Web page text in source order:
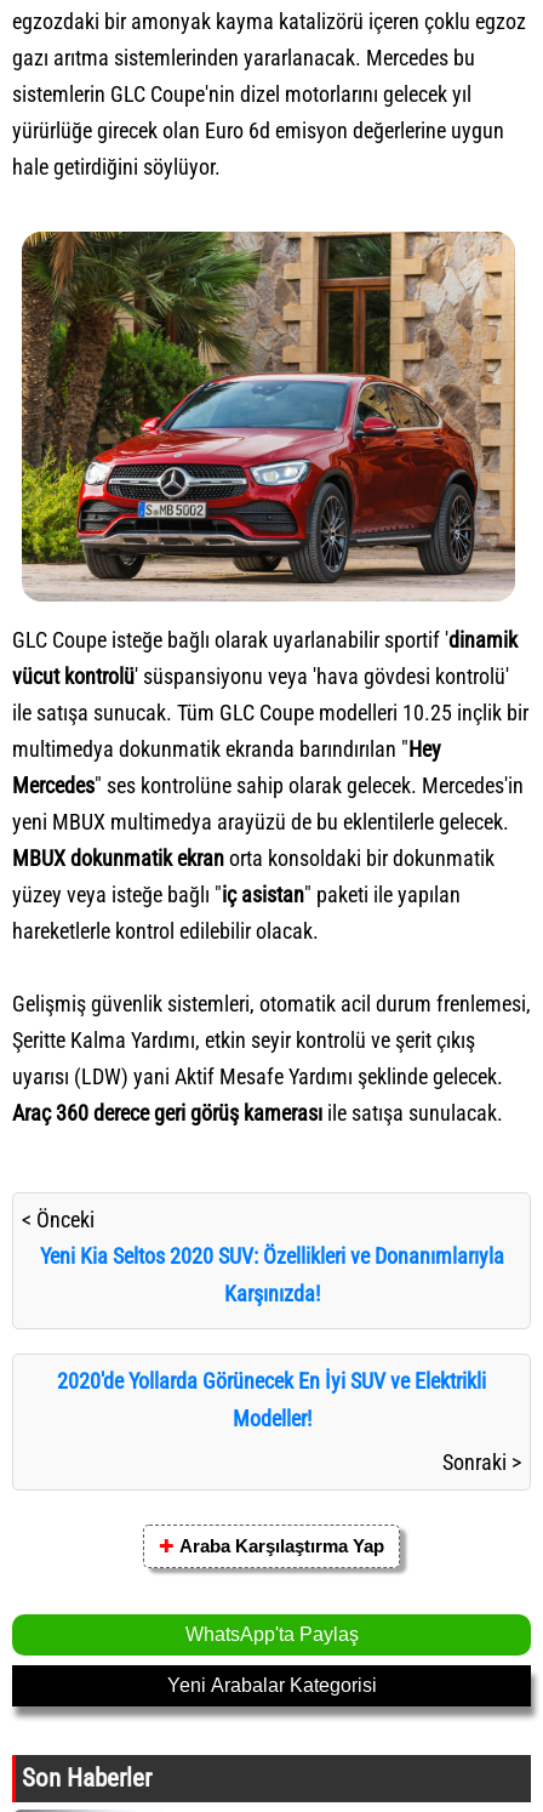
egzozdaki bir amonyak kayma katalizörü içeren çoklu egzoz
gazı arıtma sistemlerinden yararlanacak. Mercedes bu
sistemlerin GLC Coupe'nin dizel motorlarını gelecek yıl
yürürlüğe girecek olan Euro 6d emisyon değerlerine uygun
hale getirdiğini söylüyor.
GLC Coupe isteğe bağlı olarak uyarlanabilir sportif 'dinamik
vücut kontrolü' süspansiyonu veya 'hava gövdesi kontrolü'
ile satışa sunucak. Tüm GLC Coupe modelleri 10.25 inçlik bir
multimedya dokunmatik ekranda barındırılan "Hey
Mercedes" ses kontrolüne sahip olarak gelecek. Mercedes'in
yeni MBUX multimedya arayüzü de bu eklentilerle gelecek.
MBUX dokunmatik ekranorta konsoldaki bir dokunmatik
yüzey veya isteğe bağlı "iç asistan" paketi ile yapılan
hareketlerle kontrol edilebilir olacak.
Gelişmiş güvenlik sistemleri, otomatik acil durum frenlemesi,
Şeritte Kalma Yardımı, etkin seyir kontrolü ve şerit çıkış
uyarısı (LDW) yani Aktif Mesafe Yardımı şeklinde gelecek.
Araç 360 derece geri görüş kamerası ile satışa sunulacak.
< Önceki
Yeni Kia Seltos 2020 SUV: Özellikleri ve Donanımlarıyla
Karşınızda!
2020'de Yollarda Görünecek En İyi SUV ve Elektrikli
Modeller!
Sonraki >
✚ Araba Karşılaştırma Yap
WhatsApp'ta Paylaş
Yeni Arabalar Kategorisi
Son Haberler